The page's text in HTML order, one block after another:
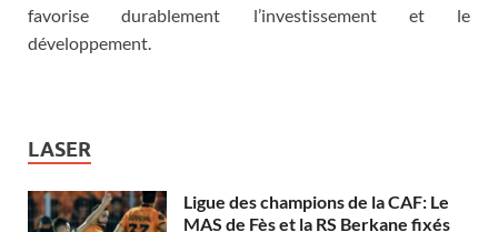
favorise durablement l’investissement et le
développement.
LASER
Ligue des champions de la CAF: Le
MAS de Fès et la RS Berkane fixés